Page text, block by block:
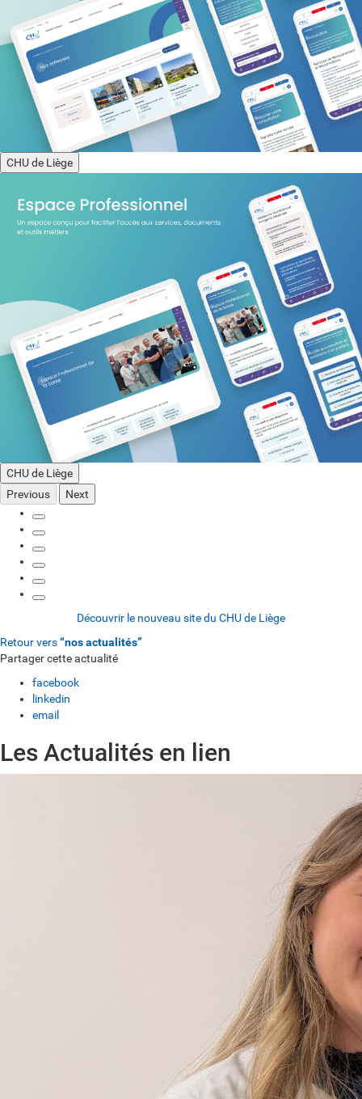
CHU de Liège
CHU de Liège
Previous
Next
Découvrir le nouveau site du CHU de Liège
Retour vers“nos actualités”
Partager cette actualité
facebook
linkedin
email
Les Actualités en lien